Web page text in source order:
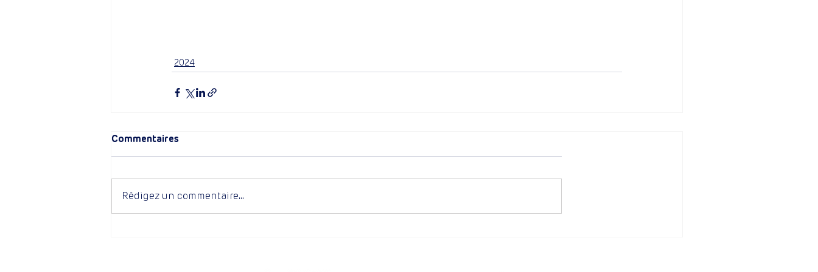
2024
Commentaires
Rédigez un commentaire...